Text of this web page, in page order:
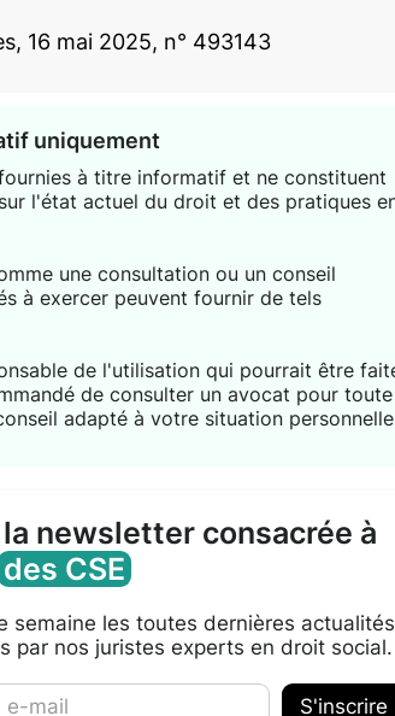
16 mai 2025, n° 493143
uniquement
à titre informatif et ne constituent
l'état actuel du droit et des pratiques
une consultation ou un conseil
à exercer peuvent fournir de tels
de l'utilisation qui pourrait être
de consulter un avocat pour toute
adapté à votre situation
la newsletter consacrée à
des CSE
semaine les toutes dernières actualités
par nos juristes experts en droit social.